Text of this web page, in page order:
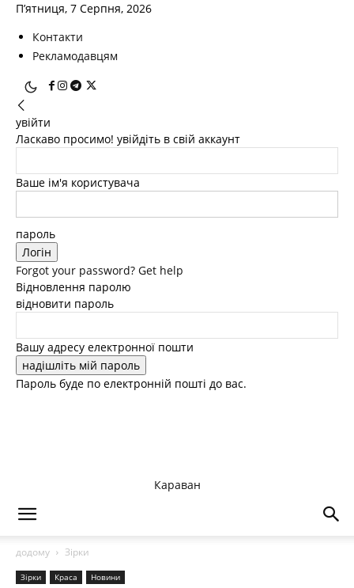
П’ятниця, 7 Серпня, 2026
Контакти
Рекламодавцям
увійти
Ласкаво просимо! увійдіть в свій аккаунт
Ваше ім'я користувача
пароль
Forgot your password? Get help
Відновлення паролю
відновити пароль
Вашу адресу електронної пошти
Пароль буде по електронній пошті до вас.
Караван
додому Зірки
Зірки Краса Новини